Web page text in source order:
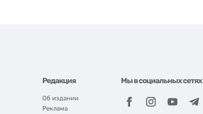
Редакция
Об издании
Реклама
Мы в социальных сетях